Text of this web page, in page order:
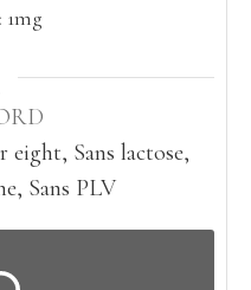
1mg
Sans lactose,
Sans PLV